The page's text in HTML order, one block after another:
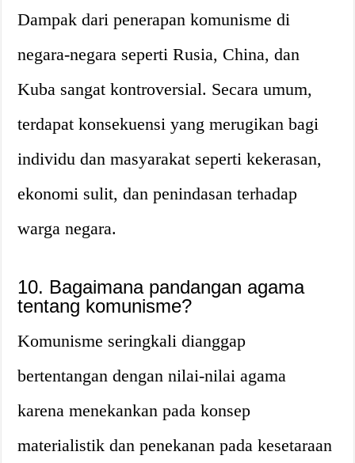
Dampak dari penerapan komunisme di
negara-negara seperti Rusia, China, dan
Kuba sangat kontroversial. Secara umum,
terdapat konsekuensi yang merugikan bagi
individu dan masyarakat seperti kekerasan,
ekonomi sulit, dan penindasan terhadap
warga negara.
10. Bagaimana pandangan agama
tentang komunisme?
Komunisme seringkali dianggap
bertentangan dengan nilai-nilai agama
karena menekankan pada konsep
materialistik dan penekanan pada kesetaraan